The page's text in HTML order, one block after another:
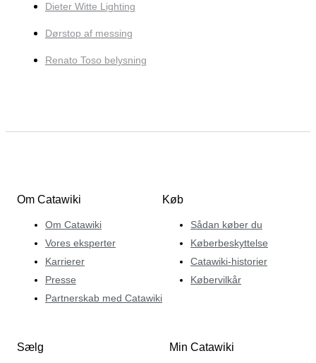
Dieter Witte Lighting
Dørstop af messing
Renato Toso belysning
Om Catawiki
Om Catawiki
Vores eksperter
Karrierer
Presse
Partnerskab med Catawiki
Køb
Sådan køber du
Køberbeskyttelse
Catawiki-historier
Købervilkår
Sælg Min Catawiki